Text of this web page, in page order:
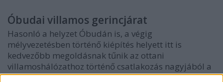
Óbudai villamos gerincjárat
Hasonló a helyzet Óbudán is, a végig
mélyvezetésben történő kiépítés helyett itt is
kedvezőbb megoldásnak tűnik az ottani
villamoshálózathoz történő csatlakozás nagyjából a
Zsigmond tér magasságában.